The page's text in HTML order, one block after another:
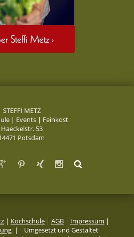
Steffi Metz ›
STEFFI METZ
| Events | Feinkost
Haeckelstr. 53
Potsdam
| Kochschule | AGB | Impressum |
| Umgesetzt und Gestaltet